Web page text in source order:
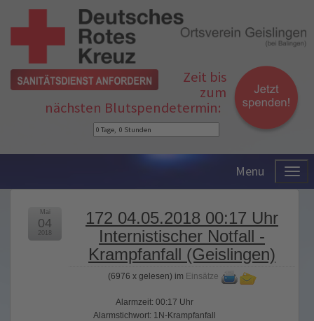
Zeit bis
zum
nächsten Blutspendetermin:
Menu
172 04.05.2018 00:17 Uhr
Internistischer Notfall -
Krampfanfall (Geislingen)
(6976 x gelesen) im Einsätze
Mai
04
2018
Alarmzeit: 00:17 Uhr
Alarmstichwort: 1N-Krampfanfall